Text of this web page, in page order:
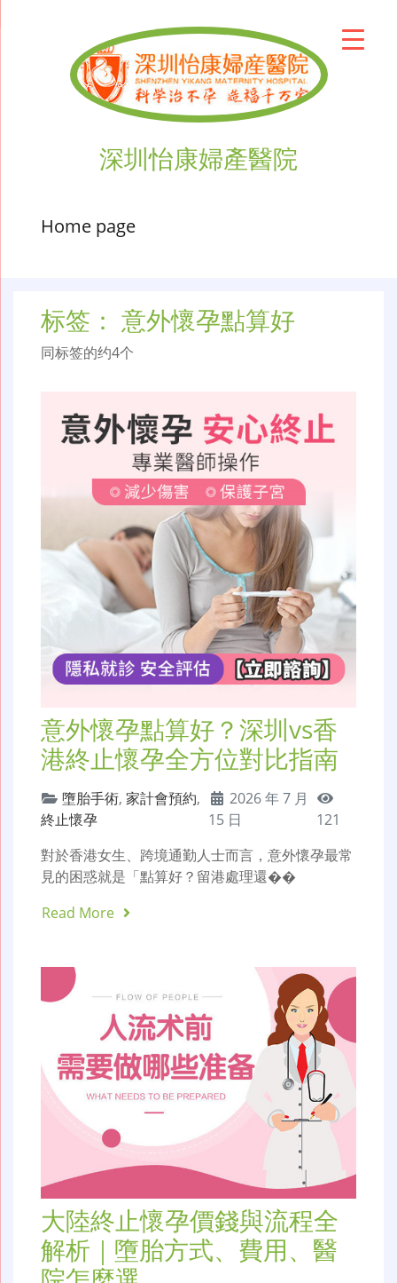
深圳怡康婦產醫院
Home page
标签： 意外懷孕點算好
同标签的约4个
意外懷孕點算好？深圳vs香
港終止懷孕全方位對比指南
墮胎手術, 家計會預約,
終止懷孕
2026 年 7 月
15 日
121
對於香港女生、跨境通勤人士而言，意外懷孕最常
見的困惑就是「點算好？留港處理還��
Read More
大陸終止懷孕價錢與流程全
解析｜墮胎方式、費用、醫